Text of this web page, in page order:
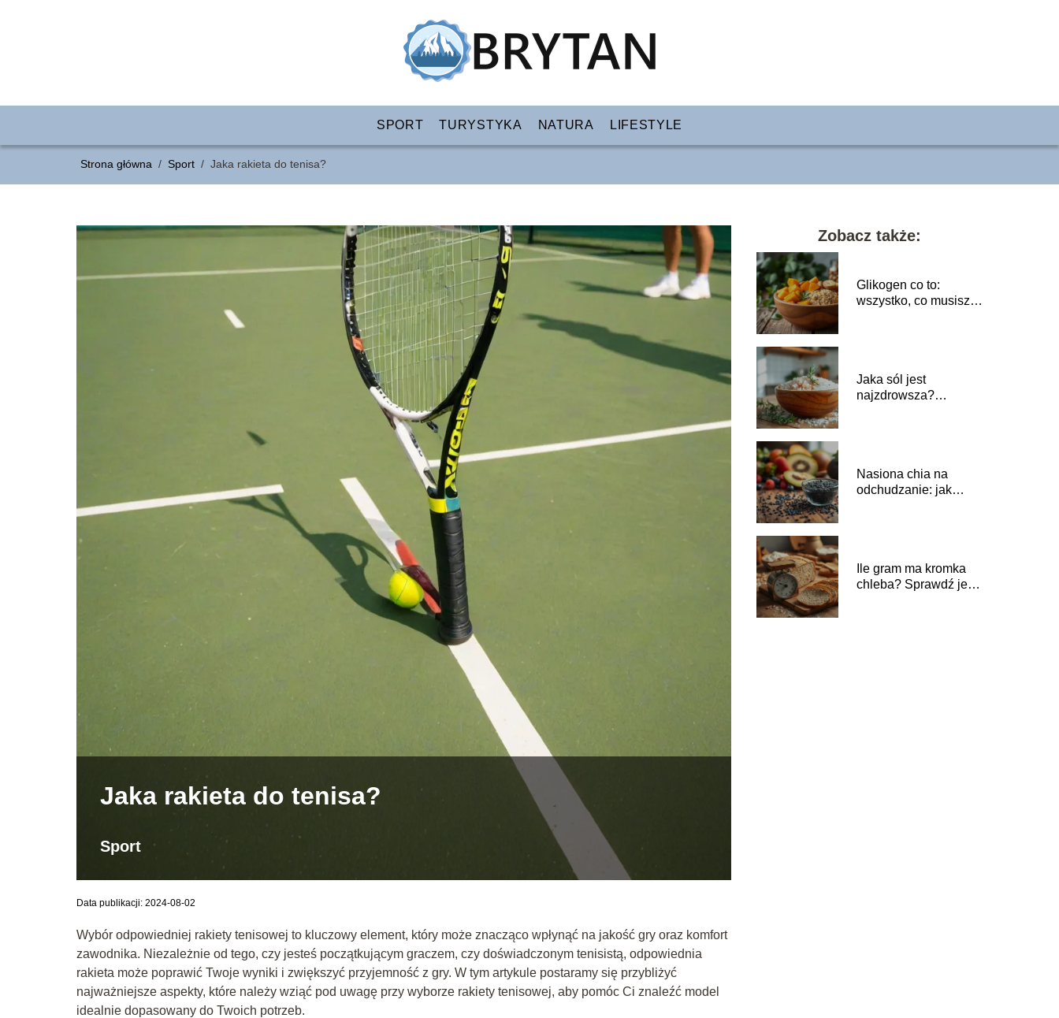
SPORT TURYSTYKA NATURA LIFESTYLE
Strona główna / Sport / Jaka rakieta do tenisa?
Jaka rakieta do tenisa?
Sport
Data publikacji: 2024-08-02
Wybór odpowiedniej rakiety tenisowej to kluczowy element, który może znacząco wpłynąć na jakość gry oraz komfort
zawodnika. Niezależnie od tego, czy jesteś początkującym graczem, czy doświadczonym tenisistą, odpowiednia
rakieta może poprawić Twoje wyniki i zwiększyć przyjemność z gry. W tym artykule postaramy się przybliżyć
najważniejsze aspekty, które należy wziąć pod uwagę przy wyborze rakiety tenisowej, aby pomóc Ci znaleźć model
idealnie dopasowany do Twoich potrzeb.
Zobacz także:
Glikogen co to:
wszystko, co musisz
Jaka sól jest
najzdrowsza?
Nasiona chia na
odchudzanie: jak
Ile gram ma kromka
chleba? Sprawdź jej